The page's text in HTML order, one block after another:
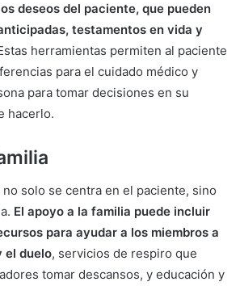
deseos del paciente, que pueden
testamentos en vida y
herramientas permiten al paciente
para el cuidado médico y
para tomar decisiones en su
hacerlo.
solo se centra en el paciente, sino
El apoyo a la familia puede incluir
para ayudar a los miembros a
el duelo, servicios de respiro que
tomar descansos, y educación y